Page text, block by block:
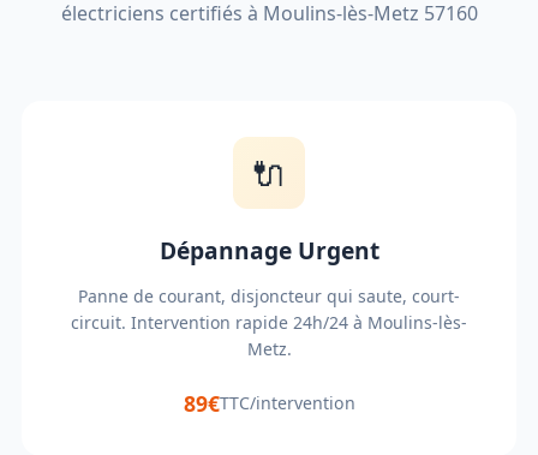
électriciens certifiés à Moulins-lès-Metz 57160
🔌
Dépannage Urgent
Panne de courant, disjoncteur qui saute, court-
circuit. Intervention rapide 24h/24 à Moulins-lès-
Metz.
89€TTC/intervention